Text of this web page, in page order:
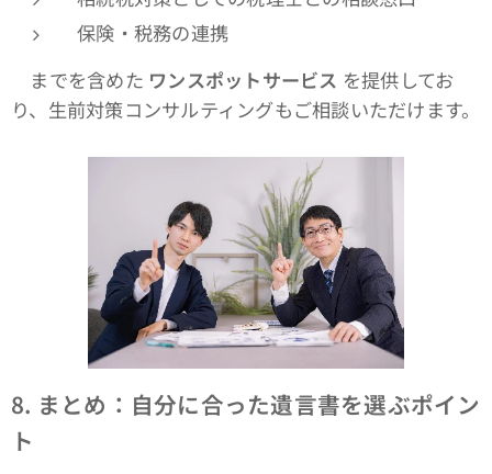
保険・税務の連携
までを含めた ワンスポットサービス を提供してお
り、生前対策コンサルティングもご相談いただけます。
8. まとめ：自分に合った遺言書を選ぶポイン
ト